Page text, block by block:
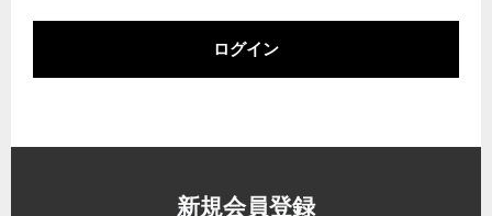
ログイン
新規会員登録